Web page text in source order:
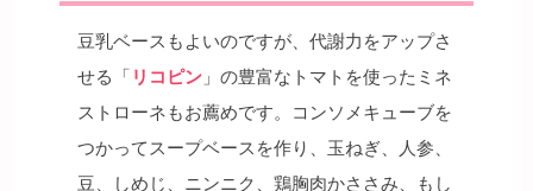
豆乳ベースもよいのですが、代謝力をアップさ
せる「 リコピン 」の豊富なトマトを使ったミネ
ストローネもお薦めです。コンソメキューブを
つかってスープベースを作り、玉ねぎ、人参、
豆、しめじ、ニンニク、鶏胸肉かささみ、もし